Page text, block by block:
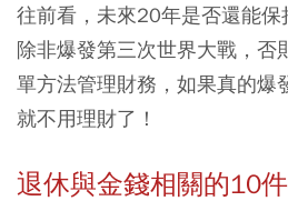
往前看，未來20年是否還能
除非爆發第三次世界大戰，否
單方法管理財務，如果真的爆
就不用理財了！
退休與金錢相關的10